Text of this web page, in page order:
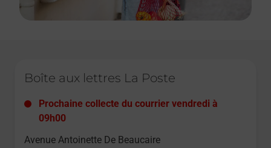
Boîte aux lettres La Poste
Prochaine collecte du courrier vendredi à
09h00
Avenue Antoinette De Beaucaire